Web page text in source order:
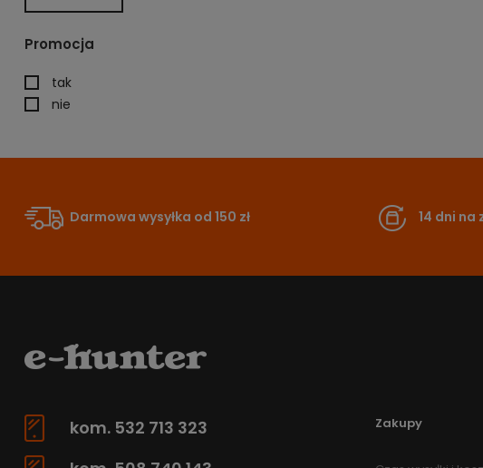
Promocja
tak
nie
Darmowa wysyłka od 150 zł 14 dni na
kom. 532 713 323
Zakupy